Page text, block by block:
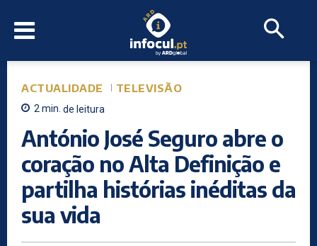
ACTUALIDADE TELEVISÃO
2min. de leitura
António José Seguro abre o
coração no Alta Definição e
partilha histórias inéditas da
sua vida